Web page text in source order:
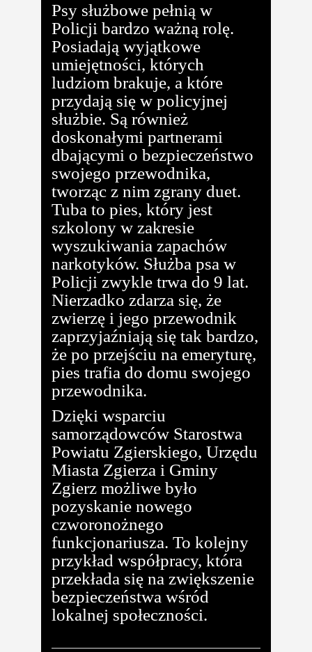
Psy służbowe pełnią w
Policji bardzo ważną rolę.
Posiadają wyjątkowe
umiejętności, których
ludziom brakuje, a które
przydają się w policyjnej
służbie. Są również
doskonałymi partnerami
dbającymi o bezpieczeństwo
swojego przewodnika,
tworząc z nim zgrany duet.
Tuba to pies, który jest
szkolony w zakresie
wyszukiwania zapachów
narkotyków. Służba psa w
Policji zwykle trwa do 9 lat.
Nierzadko zdarza się, że
zwierzę i jego przewodnik
zaprzyjaźniają się tak bardzo,
że po przejściu na emeryturę,
pies trafia do domu swojego
przewodnika.
Dzięki wsparciu
samorządowców Starostwa
Powiatu Zgierskiego, Urzędu
Miasta Zgierza i Gminy
Zgierz możliwe było
pozyskanie nowego
czworonożnego
funkcjonariusza. To kolejny
przykład współpracy, która
przekłada się na zwiększenie
bezpieczeństwa wśród
lokalnej społeczności.